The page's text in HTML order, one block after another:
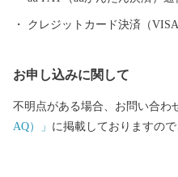
クレジットカード決済（VISA
お申し込みに関して
不明点がある場合、お問い合わ
AQ）」 に掲載しておりますので